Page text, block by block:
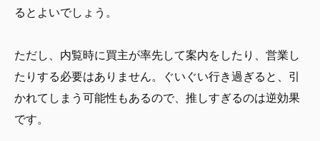
るとよいでしょう。
ただし、内覧時に買主が率先して案内をしたり、営業し
たりする必要はありません。ぐいぐい行き過ぎると、引
かれてしまう可能性もあるので、推しすぎるのは逆効果
です。